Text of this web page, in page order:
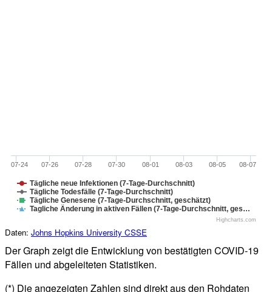
Tägliche neue Infektionen (7-Tage-Durchschnitt)
Tägliche Todesfälle (7-Tage-Durchschnitt)
Tägliche Genesene (7-Tage-Durchschnitt, geschätzt)
Tagliche Änderung in aktiven Fällen (7-Tage-Durchschnitt, ges…
07-24 07-26 07-28 07-30 08-01 08-03 08-05 08-07
Highcharts.com
Daten: Johns Hopkins University CSSE
Der Graph zeigt die Entwicklung von bestätigten COVID-19
Fällen und abgeleiteten Statistiken.
(*) Die angezeigten Zahlen sind direkt aus den Rohdaten